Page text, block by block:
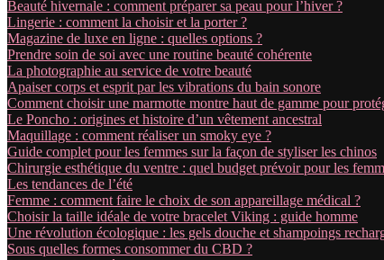
Beauté hivernale : comment préparer sa peau pour l’hiver ?
Lingerie : comment la choisir et la porter ?
Magazine de luxe en ligne : quelles options ?
Prendre soin de soi avec une routine beauté cohérente
La photographie au service de votre beauté
Apaiser corps et esprit par les vibrations du bain sonore
Comment choisir une marmotte montre haut de gamme pour
Le Poncho : origines et histoire d’un vêtement ancestral
Maquillage : comment réaliser un smoky eye ?
Guide complet pour les femmes sur la façon de styliser les chinos
Chirurgie esthétique du ventre : quel budget prévoir pour les
Les tendances de l’été
Femme : comment faire le choix de son appareillage médical ?
Choisir la taille idéale de votre bracelet Viking : guide homme
Une révolution écologique : les gels douche et shampoings
Sous quelles formes consommer du CBD ?